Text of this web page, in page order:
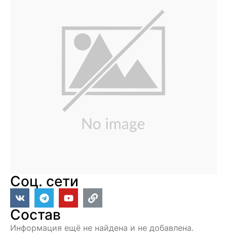
Соц. сети
Состав
Информация ещё не найдена и не добавлена.